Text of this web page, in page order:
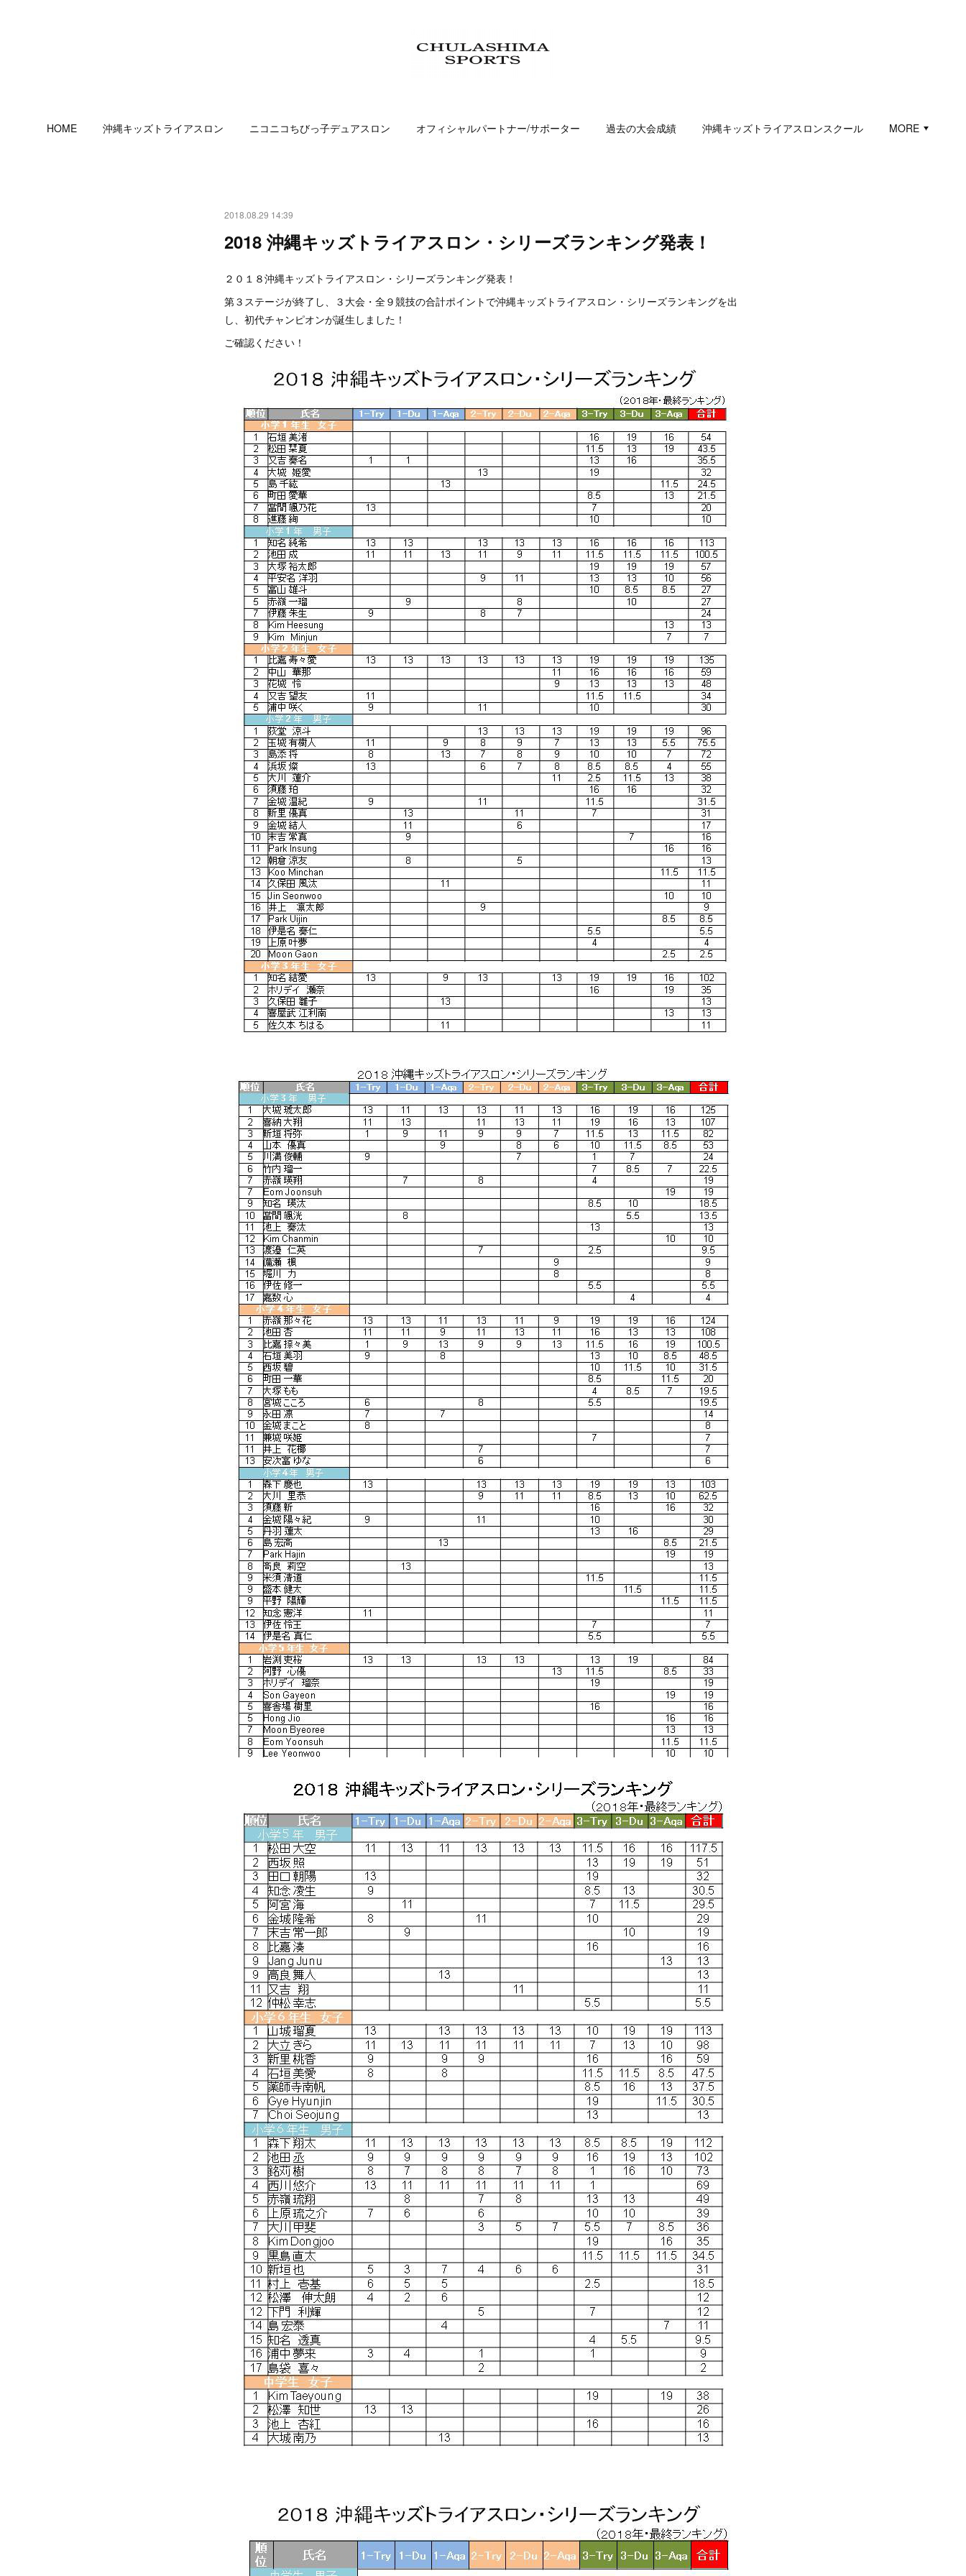
HOME 沖縄キッズトライアスロン ニコニコちびっ子デュアスロン オフィシャルパートナー/サポーター 過去の大会成績 沖縄キッズトライアスロンスクール MORE
2018.08.29 14:39
2018 沖縄キッズトライアスロン・シリーズランキング発表！
２０１８沖縄キッズトライアスロン・シリーズランキング発表！
第３ステージが終了し、３大会・全９競技の合計ポイントで沖縄キッズトライアスロン・シリーズランキングを出
し、初代チャンピオンが誕生しました！
ご確認ください！